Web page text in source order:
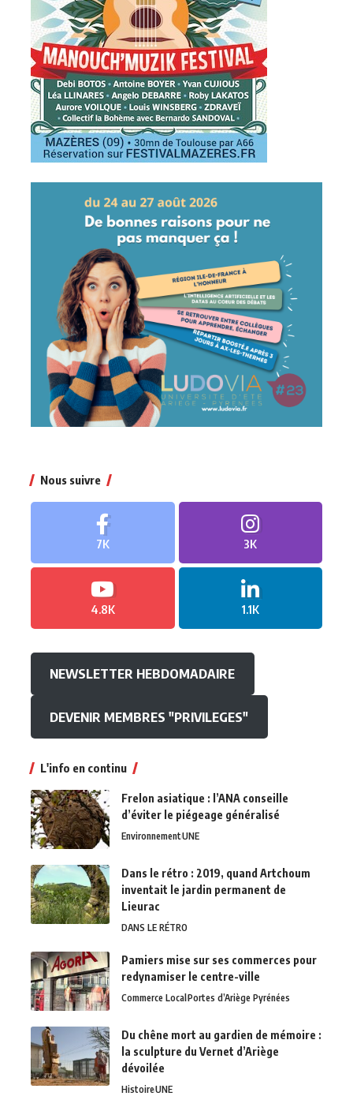
Nous suivre
7K 3K
4.8K 1.1K
NEWSLETTER HEBDOMADAIRE
DEVENIR MEMBRES "PRIVILEGES"
L'info en continu
Frelon asiatique : l’ANA conseille
d’éviter le piégeage généralisé
EnvironnementUNE
Dans le rétro : 2019, quand Artchoum
inventait le jardin permanent de
Lieurac
DANS LE RÉTRO
Pamiers mise sur ses commerces pour
redynamiser le centre-ville
Commerce Local Portes d’Ariège Pyrénées
Du chêne mort au gardien de mémoire :
la sculpture du Vernet d’Ariège
dévoilée
HistoireUNE